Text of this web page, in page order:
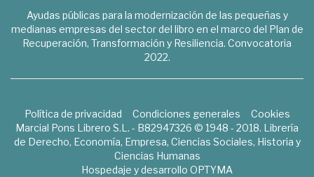
Ayudas públicas para la modernización de las pequeñas y
medianas empresas del sector del libro en el marco del Plan de
Recuperación, Transformación y Resiliencia. Convocatoria
2022.
Política de privacidad Condiciones generales
Cookies
Marcial Pons Librero S.L. - B82947326 © 1948 - 2018. Librería
de Derecho, Economía, Empresa, Ciencias Sociales, Historia y
Ciencias Humanas
Hospedaje y desarrollo OPTYMA